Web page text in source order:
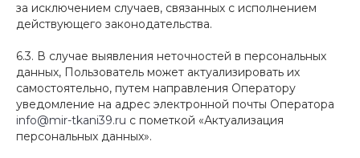
за исключением случаев, связанных с исполнением
действующего законодательства.
6.3. В случае выявления неточностей в персональных
данных, Пользователь может актуализировать их
самостоятельно, путем направления Оператору
уведомление на адрес электронной почты Оператора
info@mir-tkani39.ru с пометкой «Актуализация
персональных данных».